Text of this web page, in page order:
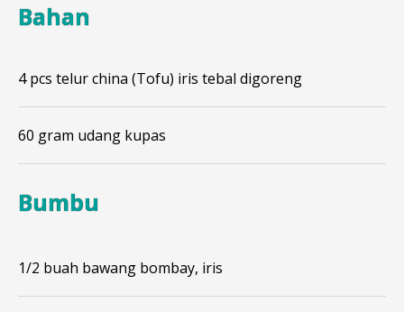
Bahan
4 pcs telur china (Tofu) iris tebal digoreng
60 gram udang kupas
Bumbu
1/2 buah bawang bombay, iris